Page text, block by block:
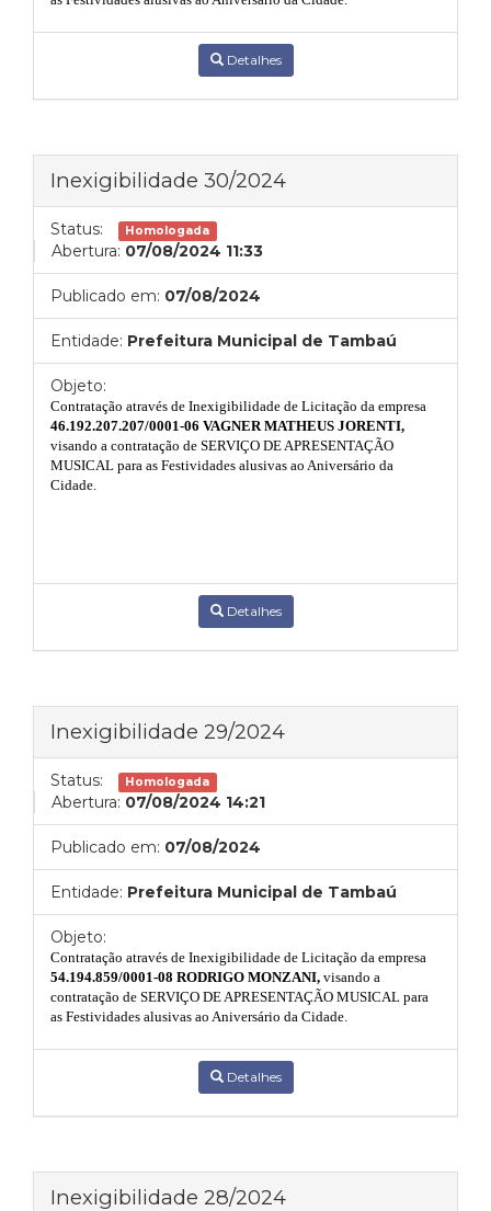
Detalhes
Inexigibilidade 30/2024
Status: Homologada
Abertura: 07/08/2024 11:33
Publicado em: 07/08/2024
Entidade: Prefeitura Municipal de Tambaú
Objeto:
Contratação através de Inexigibilidade de Licitação da empresa
46.192.207.207/0001-06 VAGNER MATHEUS JORENTI,
visando a contratação de SERVIÇO DE APRESENTAÇÃO
MUSICAL para as Festividades alusivas ao Aniversário da
Cidade.
Detalhes
Inexigibilidade 29/2024
Status: Homologada
Abertura: 07/08/2024 14:21
Publicado em: 07/08/2024
Entidade: Prefeitura Municipal de Tambaú
Objeto:
Contratação através de Inexigibilidade de Licitação da empresa
54.194.859/0001-08 RODRIGO MONZANI, visando a
contratação de SERVIÇO DE APRESENTAÇÃO MUSICAL para
as Festividades alusivas ao Aniversário da Cidade.
Detalhes
Inexigibilidade 28/2024